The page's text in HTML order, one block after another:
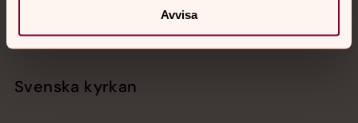
Avvisa
Svenska kyrkan